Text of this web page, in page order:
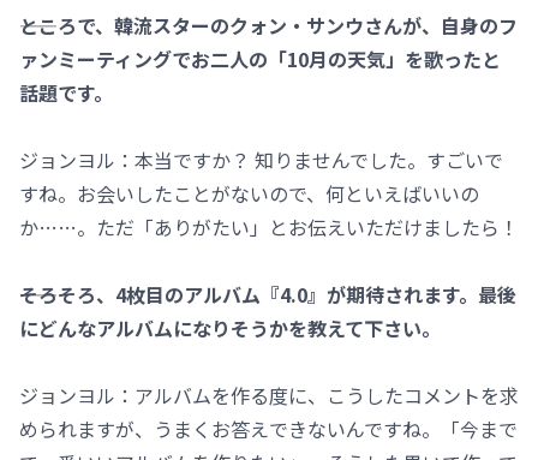
――ところで、韓流スターのクォン・サンウさんが、自身のフ
ァンミーティングでお二人の「10月の天気」を歌ったと
話題です。
ジョンヨル：本当ですか？ 知りませんでした。すごいで
すね。お会いしたことがないので、何といえばいいの
か……。ただ「ありがたい」とお伝えいただけましたら！
――そろそろ、4枚目のアルバム『4.0』が期待されます。最後
にどんなアルバムになりそうかを教えて下さい。
ジョンヨル：アルバムを作る度に、こうしたコメントを求
められますが、うまくお答えできないんですね。「今まで